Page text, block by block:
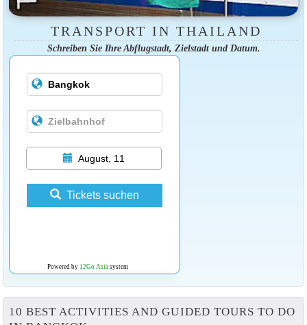
TRANSPORT IN THAILAND
Schreiben Sie Ihre Abflugstadt, Zielstadt und Datum.
August, 11
Tickets suchen
Powered by 12Go Asiasystem
10 BEST ACTIVITIES AND GUIDED TOURS TO DO